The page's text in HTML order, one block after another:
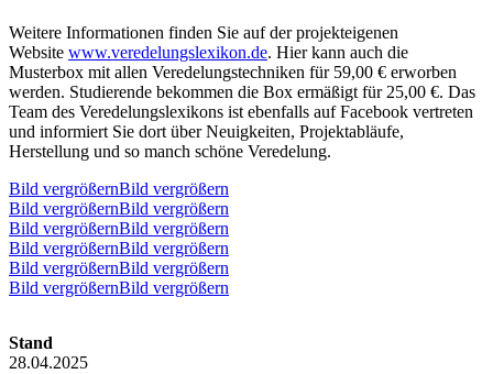
Weitere Informationen finden Sie auf der projekteigenen
Website www.veredelungslexikon.de. Hier kann auch die
Musterbox mit allen Veredelungstechniken für 59,00 € erworben
werden. Studierende bekommen die Box ermäßigt für 25,00 €. Das
Team des Veredelungslexikons ist ebenfalls auf Facebook vertreten
und informiert Sie dort über Neuigkeiten, Projektabläufe,
Herstellung und so manch schöne Veredelung.
Bild vergrößernBild vergrößern
Bild vergrößernBild vergrößern
Bild vergrößernBild vergrößern
Bild vergrößernBild vergrößern
Bild vergrößernBild vergrößern
Bild vergrößernBild vergrößern
Stand
28.04.2025